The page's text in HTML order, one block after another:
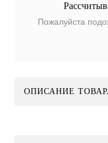
Пожалуйста
ОПИСАНИЕ